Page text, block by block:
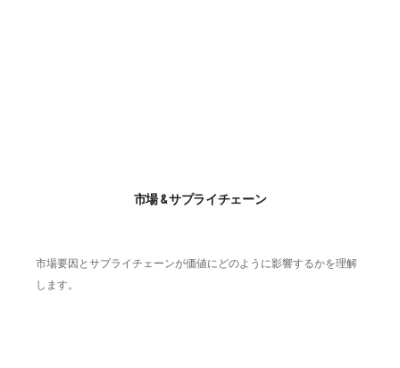
市場 & サプライチェーン
市場要因とサプライチェーンが価値にどのように影響するかを理解
します。